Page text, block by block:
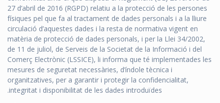
27 d’abril de 2016 (RGPD) relatiu a la protecció de les persones
físiques pel que fa al tractament de dades personals i a la lliure
circulació d’aquestes dades i la resta de normativa vigent en
matèria de protecció de dades personals, i per la Llei 34/2002,
de 11 de juliol, de Serveis de la Societat de la Informació i del
Comerç Electrònic (LSSICE), li informa que té implementades les
mesures de seguretat necessàries, d’índole tècnica i
organitzatives, per a garantir i protegir la confidencialitat,
integritat i disponibilitat de les dades introduïdes.